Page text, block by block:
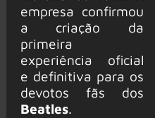
empresa confirmou
a criação da
primeira
experiência oficial
e definitiva para os
devotos fãs dos
Beatles.